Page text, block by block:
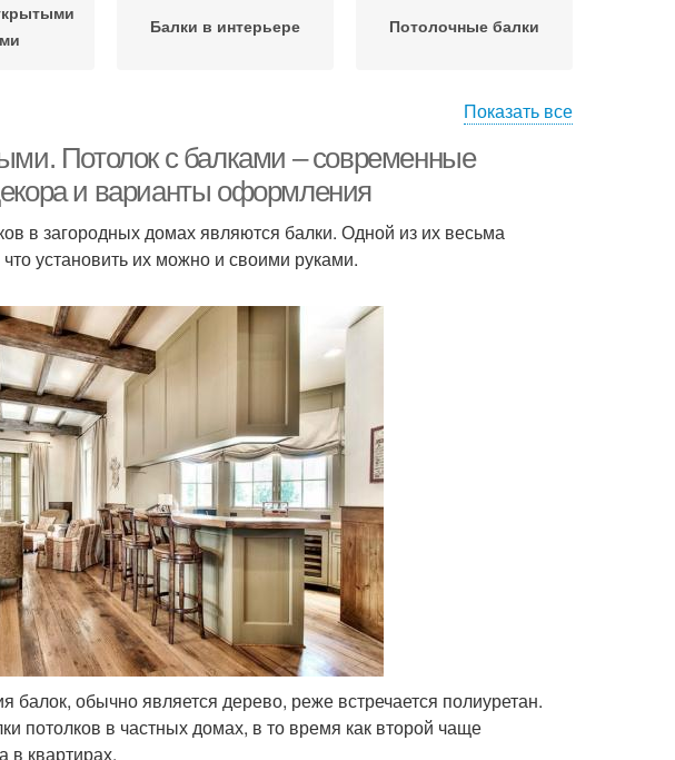
Балки в интерьере Потолочные балки
использованием
Показать все
Потолок с балками – современные
и варианты оформления
в загородных домах являются балки. Одной из их весьма
установить их можно и своими руками.
обычно является дерево, реже встречается полиуретан.
потолков в частных домах, в то время как второй чаще
в квартирах.